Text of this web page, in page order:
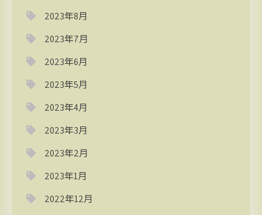
2023年8月
2023年7月
2023年6月
2023年5月
2023年4月
2023年3月
2023年2月
2023年1月
2022年12月